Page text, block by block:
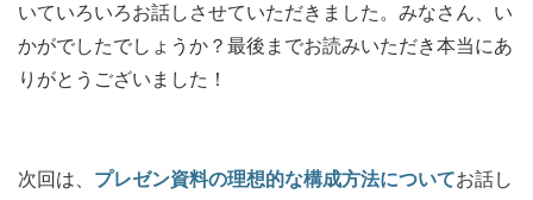
いていろいろお話しさせていただきました。みなさん、い
かがでしたでしょうか？最後までお読みいただき本当にあ
りがとうございました！
次回は、 プレゼン資料の理想的な構成方法についてお話し